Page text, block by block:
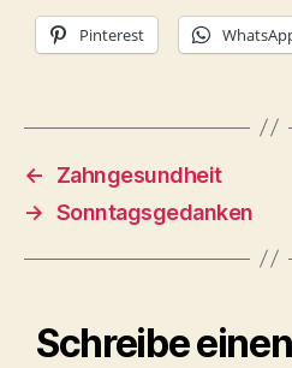
Pinterest
←
Zahngesundheit
→ Sonntagsgedanken
Schreibe